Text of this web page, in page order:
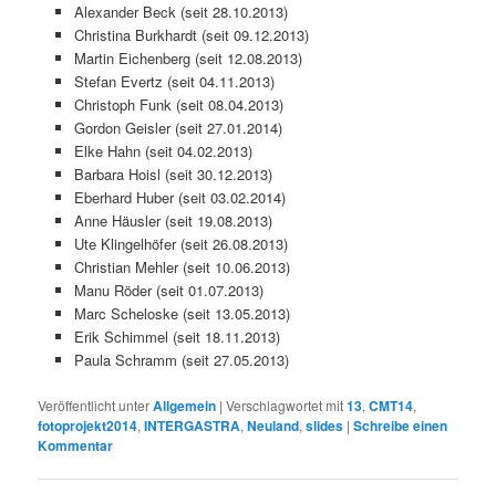
Alexander Beck (seit 28.10.2013)
Christina Burkhardt (seit 09.12.2013)
Martin Eichenberg (seit 12.08.2013)
Stefan Evertz (seit 04.11.2013)
Christoph Funk (seit 08.04.2013)
Gordon Geisler (seit 27.01.2014)
Elke Hahn (seit 04.02.2013)
Barbara Hoisl (seit 30.12.2013)
Eberhard Huber (seit 03.02.2014)
Anne Häusler (seit 19.08.2013)
Ute Klingelhöfer (seit 26.08.2013)
Christian Mehler (seit 10.06.2013)
Manu Röder (seit 01.07.2013)
Marc Scheloske (seit 13.05.2013)
Erik Schimmel (seit 18.11.2013)
Paula Schramm (seit 27.05.2013)
Veröffentlicht unterAllgemein |Verschlagwortet mit13,CMT14,
fotoprojekt2014,INTERGASTRA,Neuland,slides |Schreibe einen
Kommentar